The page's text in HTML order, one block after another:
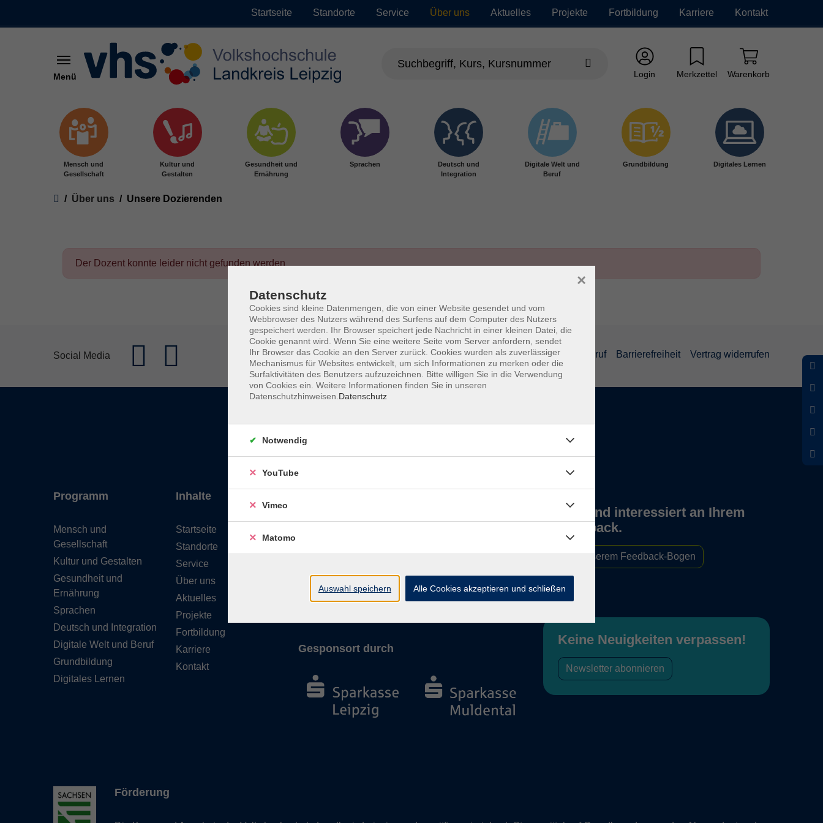
Startseite Standorte Service Über uns Aktuelles Projekte Fortbildung Karriere Kontakt
Menü Login Merkzettel Warenkorb
Mensch und
Gesellschaft
Kultur und
Gestalten
Gesundheit und
Ernährung
Sprachen
Deutsch und
Integration
Digitale Welt und
Beruf
Grundbildung Digitales Lernen
Sie sind hier:
Über uns Unsere Dozierenden
Der Dozent konnte leider nicht gefunden werden
Social Media Impressum Datenschutzerklärung AGB und Widerruf Barrierefreiheit Vertrag widerrufen
Programm
Mensch und
Gesellschaft
Kultur und Gestalten
Gesundheit und
Ernährung
Sprachen
Deutsch und Integration
Digitale Welt und Beruf
Grundbildung
Digitales Lernen
Inhalte
Startseite
Standorte
Service
Über uns
Aktuelles
Projekte
Fortbildung
Karriere
Kontakt
Barrierefreiheit
Vertrag widerrufen
Gesponsort durch
Wir sind interessiert an Ihrem
Feedback.
Zu unserem Feedback-Bogen
Keine Neuigkeiten verpassen!
Newsletter abonnieren
Förderung
Datenschutz
Cookies sind kleine Datenmengen, die von einer Website gesendet und vom
Webbrowser des Nutzers während des Surfens auf dem Computer des Nutzers
gespeichert werden. Ihr Browser speichert jede Nachricht in einer kleinen Datei, die
Cookie genannt wird. Wenn Sie eine weitere Seite vom Server anfordern, sendet
Ihr Browser das Cookie an den Server zurück. Cookies wurden als zuverlässiger
Mechanismus für Websites entwickelt, um sich Informationen zu merken oder die
Surfaktivitäten des Benutzers aufzuzeichnen. Bitte willigen Sie in die Verwendung
von Cookies ein. Weitere Informationen finden Sie in unseren
Datenschutzhinweisen. Datenschutz
×
Notwendig
YouTube
Vimeo
Matomo
Auswahl speichern Alle Cookies akzeptieren und schließen